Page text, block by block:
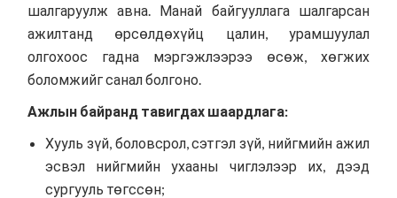
шалгаруулж авна. Манай байгууллага шалгарсан
ажилтанд өрсөлдөхүйц цалин, урамшуулал
олгохоос гадна мэргэжлээрээ өсөж, хөгжих
боломжийг санал болгоно.
Ажлын байранд тавигдах шаардлага:
Хууль зүй, боловсрол, сэтгэл зүй, нийгмийн ажил
эсвэл нийгмийн ухааны чиглэлээр их, дээд
сургууль төгссөн;